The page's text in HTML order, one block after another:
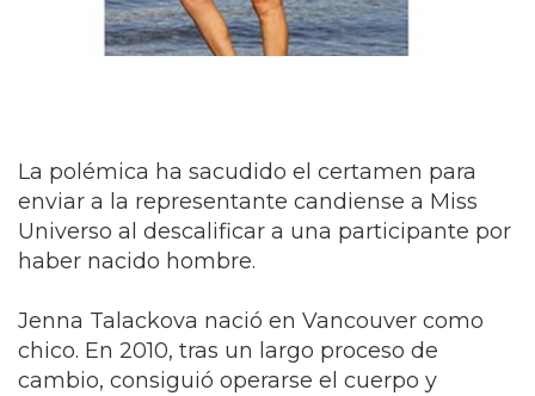
La polémica ha sacudido el certamen para
enviar a la representante candiense a Miss
Universo al descalificar a una participante por
haber nacido hombre.
Jenna Talackova nació en Vancouver como
chico. En 2010, tras un largo proceso de
cambio, consiguió operarse el cuerpo y